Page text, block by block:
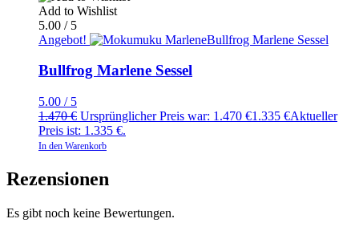
Add to Wishlist
5.00 / 5
Angebot!
Bullfrog Marlene Sessel
Bullfrog Marlene Sessel
5.00 / 5
1.470€ Ursprünglicher Preis war: 1.470 €1.335 €Aktueller
Preis ist: 1.335 €.
In den Warenkorb
Rezensionen
Es gibt noch keine Bewertungen.